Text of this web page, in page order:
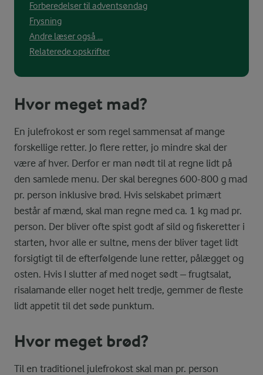
Forberedelser til adventsøndag
Frysning
Andre læser også ...
Relaterede opskrifter
Hvor meget mad?
En julefrokost er som regel sammensat af mange
forskellige retter. Jo flere retter, jo mindre skal der
være af hver. Derfor er man nødt til at regne lidt på
den samlede menu. Der skal beregnes 600-800 g mad
pr. person inklusive brød. Hvis selskabet primært
består af mænd, skal man regne med ca. 1 kg mad pr.
person. Der bliver ofte spist godt af sild og fiskeretter i
starten, hvor alle er sultne, mens der bliver taget lidt
forsigtigt til de efterfølgende lune retter, pålægget og
osten. Hvis I slutter af med noget sødt – frugtsalat,
risalamande eller noget helt tredje, gemmer de fleste
lidt appetit til det søde punktum.
Hvor meget brød?
Til en traditionel julefrokost skal man pr. person